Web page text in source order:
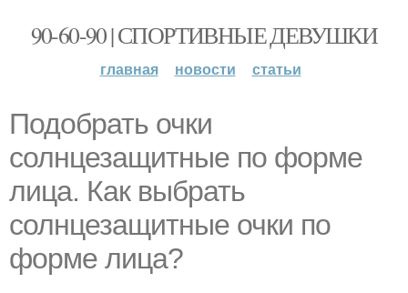
90-60-90 | СПОРТИВНЫЕ ДЕВУШКИ
главная новости статьи
Подобрать очки
солнцезащитные по форме
лица. Как выбрать
солнцезащитные очки по
форме лица?